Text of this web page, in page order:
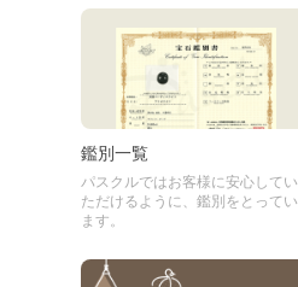
鑑別一覧
パスクルではお客様に安心してい
ただけるように、鑑別をとってい
ます。